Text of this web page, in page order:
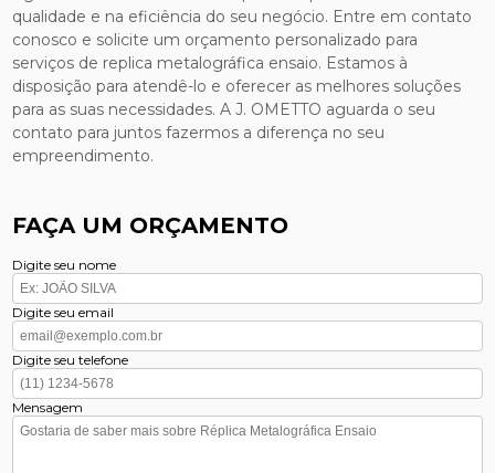
qualidade e na eficiência do seu negócio. Entre em contato
conosco e solicite um orçamento personalizado para
serviços de replica metalográfica ensaio. Estamos à
disposição para atendê-lo e oferecer as melhores soluções
para as suas necessidades. A J. OMETTO aguarda o seu
contato para juntos fazermos a diferença no seu
empreendimento.
FAÇA UM ORÇAMENTO
Digite seu nome
Digite seu email
Digite seu telefone
Mensagem